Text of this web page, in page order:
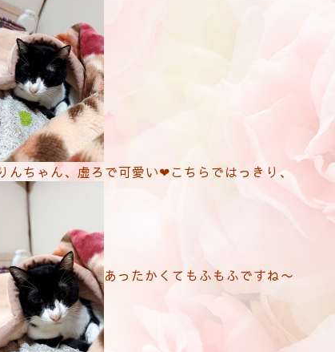
りんちゃん、虚ろで可愛い❤こちらではっきり、
あったかくてもふもふですね〜